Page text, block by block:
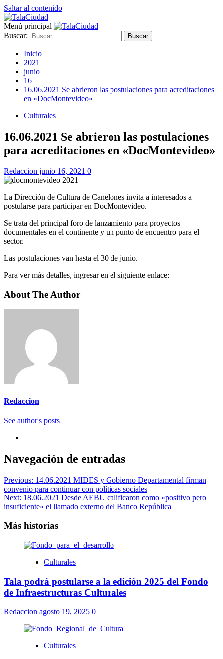
Saltar al contenido
Menú principal
Buscar:
Inicio
2021
junio
16
16.06.2021 Se abrieron las postulaciones para acreditaciones
en «DocMontevideo»
Culturales
16.06.2021 Se abrieron las postulaciones
para acreditaciones en «DocMontevideo»
Redaccion junio 16, 2021 0
La Dirección de Cultura de Canelones invita a interesados a
postularse para participar en DocMontevideo.
Se trata del principal foro de lanzamiento para proyectos
documentales en el continente y un punto de encuentro para el
sector.
Las postulaciones van hasta el 30 de junio.
Para ver más detalles, ingresar en el siguiente enlace:
About The Author
Redaccion
See author's posts
Navegación de entradas
Previous: 14.06.2021 MIDES y Gobierno Departamental firman
convenio para continuar con políticas sociales
Next: 18.06.2021 Desde AEBU calificaron como «positivo pero
insuficiente» el llamado externo del Banco República
Más historias
Culturales
Tala podrá postularse a la edición 2025 del Fondo
de Infraestructuras Culturales
Redaccion agosto 19, 2025 0
Culturales